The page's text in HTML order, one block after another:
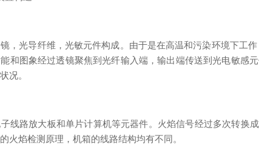
，光导纤维，光敏元件构成。由于是在高温和污染环境下工
和图象经过透镜聚焦到光纤输入端，输出端传送到光电敏感
况。
线路放大板和单片计算机等元器件。火焰信号经过多次转换
火焰检测原理，机箱的线路结构均有不同。